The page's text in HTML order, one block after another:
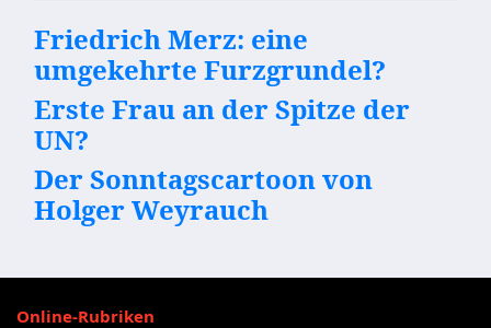
Friedrich Merz: eine
umgekehrte Furzgrundel?
Erste Frau an der Spitze der
UN?
Der Sonntagscartoon von
Holger Weyrauch
Online-Rubriken